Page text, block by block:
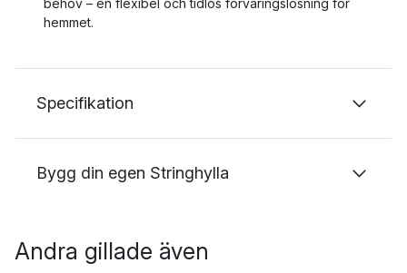
behov – en flexibel och tidlös förvaringslösning för
hemmet.
Specifikation
Bygg din egen Stringhylla
Andra gillade även